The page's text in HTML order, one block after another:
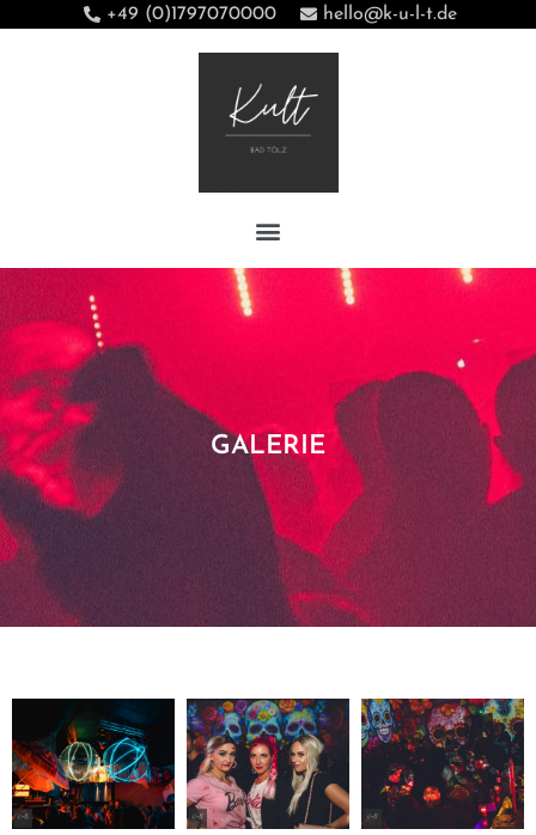
+49 (0)1797070000 hello@k-u-l-t.de
GALERIE